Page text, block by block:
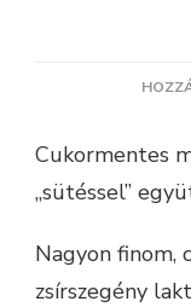
Cukormentes
„sütéssel”
Nagyon finom,
zsírszegény